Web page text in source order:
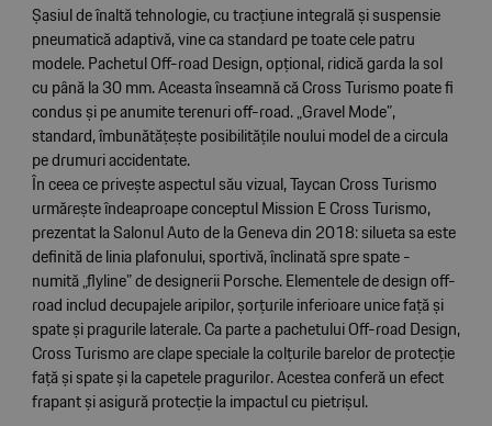
Șasiul de înaltă tehnologie, cu tracțiune integrală și suspensie
pneumatică adaptivă, vine ca standard pe toate cele patru
modele. Pachetul Off-road Design, opțional, ridică garda la sol
cu până la 30 mm. Aceasta înseamnă că Cross Turismo poate fi
condus și pe anumite terenuri off-road. „Gravel Mode”,
standard, îmbunătățește posibilitățile noului model de a circula
pe drumuri accidentate.
În ceea ce privește aspectul său vizual, Taycan Cross Turismo
urmărește îndeaproape conceptul Mission E Cross Turismo,
prezentat la Salonul Auto de la Geneva din 2018: silueta sa este
definită de linia plafonului, sportivă, înclinată spre spate -
numită „flyline” de designerii Porsche. Elementele de design off-
road includ decupajele aripilor, șorțurile inferioare unice față și
spate și pragurile laterale. Ca parte a pachetului Off-road Design,
Cross Turismo are clape speciale la colțurile barelor de protecție
față și spate și la capetele pragurilor. Acestea conferă un efect
frapant și asigură protecție la impactul cu pietrișul.